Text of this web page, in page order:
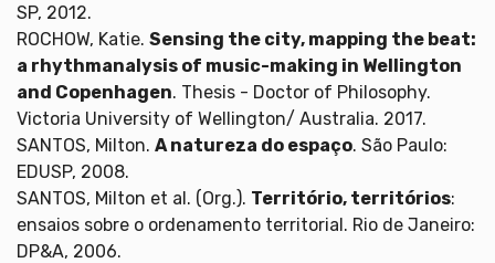
SP, 2012.
ROCHOW, Katie. Sensing the city, mapping the beat:
a rhythmanalysis of music-making in Wellington
and Copenhagen. Thesis - Doctor of Philosophy.
Victoria University of Wellington/ Australia. 2017.
SANTOS, Milton. A natureza do espaço. São Paulo:
EDUSP, 2008.
SANTOS, Milton et al. (Org.). Território, territórios:
ensaios sobre o ordenamento territorial. Rio de Janeiro:
DP&A, 2006.